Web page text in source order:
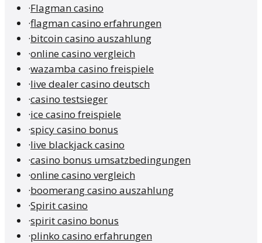
·Flagman casino
·flagman casino erfahrungen
·bitcoin casino auszahlung
·online casino vergleich
·wazamba casino freispiele
·live dealer casino deutsch
·casino testsieger
·ice casino freispiele
·spicy casino bonus
·live blackjack casino
·casino bonus umsatzbedingungen
·online casino vergleich
·boomerang casino auszahlung
·Spirit casino
·spirit casino bonus
·plinko casino erfahrungen